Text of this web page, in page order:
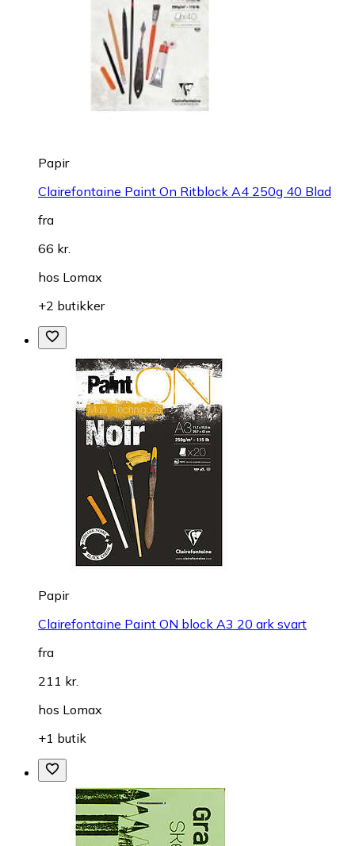
Papir
Clairefontaine Paint On Ritblock A4 250g 40 Blad
fra
66 kr.
hos Lomax
+2 butikker
Papir
Clairefontaine Paint ON block A3 20 ark svart
fra
211 kr.
hos Lomax
+1 butik